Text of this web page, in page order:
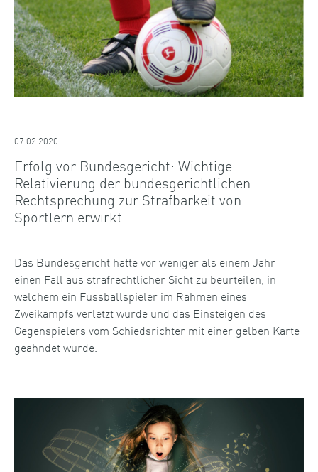
07.02.2020
Erfolg vor Bundesgericht: Wichtige
Relativierung der bundesgerichtlichen
Rechtsprechung zur Strafbarkeit von
Sportlern erwirkt
Das Bundesgericht hatte vor weniger als einem Jahr
einen Fall aus strafrechtlicher Sicht zu beurteilen, in
welchem ein Fussballspieler im Rahmen eines
Zweikampfs verletzt wurde und das Einsteigen des
Gegenspielers vom Schiedsrichter mit einer gelben Karte
geahndet wurde.